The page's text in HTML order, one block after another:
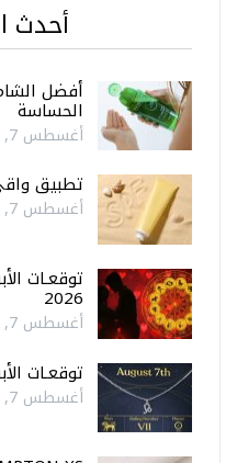
أحدث
أفضل
الحساسة
أغسطس 7, 2026
تطبيق
أغسطس 7, 2026
2026
أغسطس 7, 2026
توقعـات
أغسطس 7, 2026